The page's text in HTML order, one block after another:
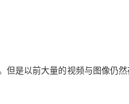
是以前大量的视频与图像仍